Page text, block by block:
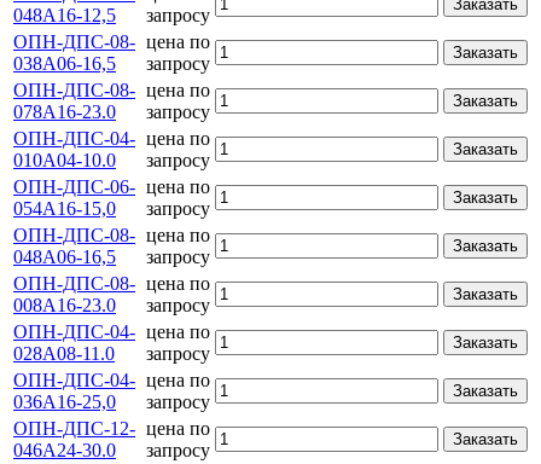
048А16-12,5
запросу
Заказать
ОПН-ДПС-08-
038А06-16,5
цена по
запросу
Заказать
ОПН-ДПС-08-
078А16-23.0
цена по
запросу
Заказать
ОПН-ДПС-04-
010А04-10.0
цена по
запросу
Заказать
ОПН-ДПС-06-
054А16-15,0
цена по
запросу
Заказать
ОПН-ДПС-08-
048А06-16,5
цена по
запросу
Заказать
ОПН-ДПС-08-
008А16-23.0
цена по
запросу
Заказать
ОПН-ДПС-04-
028А08-11.0
цена по
запросу
Заказать
ОПН-ДПС-04-
036А16-25,0
цена по
запросу
Заказать
ОПН-ДПС-12-
046А24-30.0
цена по
запросу
Заказать